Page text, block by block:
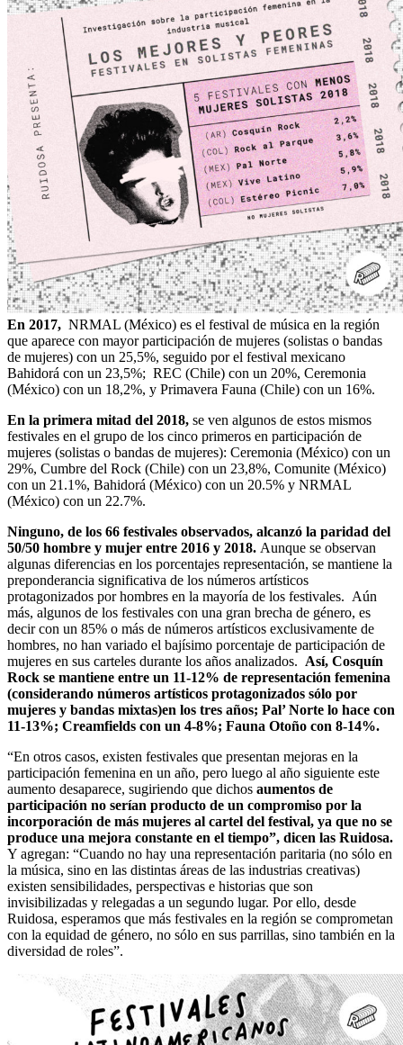
En 2017, NRMAL (México) es el festival de música en la región
que aparece con mayor participación de mujeres (solistas o bandas
de mujeres) con un 25,5%, seguido por el festival mexicano
Bahidorá con un 23,5%; REC (Chile) con un 20%, Ceremonia
(México) con un 18,2%, y Primavera Fauna (Chile) con un 16%.
En la primera mitad del 2018, se ven algunos de estos mismos
festivales en el grupo de los cinco primeros en participación de
mujeres (solistas o bandas de mujeres): Ceremonia (México) con un
29%, Cumbre del Rock (Chile) con un 23,8%, Comunite (México)
con un 21.1%, Bahidorá (México) con un 20.5% y NRMAL
(México) con un 22.7%.
Ninguno, de los 66 festivales observados, alcanzó la paridad del
50/50 hombre y mujer entre 2016 y 2018. Aunque se observan
algunas diferencias en los porcentajes representación, se mantiene la
preponderancia significativa de los números artísticos
protagonizados por hombres en la mayoría de los festivales. Aún
más, algunos de los festivales con una gran brecha de género, es
decir con un 85% o más de números artísticos exclusivamente de
hombres, no han variado el bajísimo porcentaje de participación de
mujeres en sus carteles durante los años analizados. Así, Cosquín
Rock se mantiene entre un 11-12% de representación femenina
(considerando números artísticos protagonizados sólo por
mujeres y bandas mixtas)en los tres años; Pal’ Norte lo hace con
11-13%; Creamfields con un 4-8%; Fauna Otoño con 8-14%.
“En otros casos, existen festivales que presentan mejoras en la
participación femenina en un año, pero luego al año siguiente este
aumento desaparece, sugiriendo que dichos aumentos de
participación no serían producto de un compromiso por la
incorporación de más mujeres al cartel del festival, ya que no se
produce una mejora constante en el tiempo”, dicen las Ruidosa.
Y agregan: “Cuando no hay una representación paritaria (no sólo en
la música, sino en las distintas áreas de las industrias creativas)
existen sensibilidades, perspectivas e historias que son
invisibilizadas y relegadas a un segundo lugar. Por ello, desde
Ruidosa, esperamos que más festivales en la región se comprometan
con la equidad de género, no sólo en sus parrillas, sino también en la
diversidad de roles”.